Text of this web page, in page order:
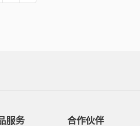
服务 合作伙伴